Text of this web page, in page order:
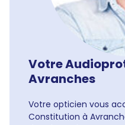
Votre
Avranches
Votre opticien vous
Constitution à